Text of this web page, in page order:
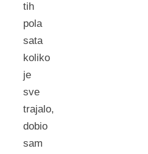
tih
pola
sata
koliko
je
sve
trajalo,
dobio
sam